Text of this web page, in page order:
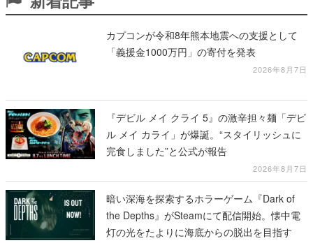
カプコンが令和8年熊本地震への支援として
「義援金1000万円」の寄付を発表
2026年8月7日
『デビル メイ クライ 5』の激辛担々麺「デビ
ル メイ カライ」が爆誕。“スタイリッシュに
完食しました”と公式が報告
2026年8月7日
暗い深海を探索するホラーゲーム『Dark of
the Depths』がSteamにて配信開始。懐中電
灯の光をたよりに海底からの脱出を目指す